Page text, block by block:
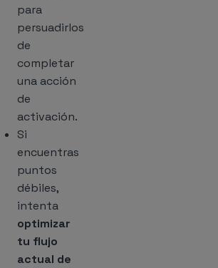
para
persuadirlos
de
completar
una acción
de
activación.
Si
encuentras
puntos
débiles,
intenta
optimizar
tu flujo
actual de